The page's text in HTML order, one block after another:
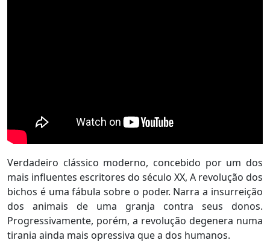
Verdadeiro clássico moderno, concebido por um dos
mais influentes escritores do século XX, A revolução dos
bichos é uma fábula sobre o poder. Narra a insurreição
dos animais de uma granja contra seus donos.
Progressivamente, porém, a revolução degenera numa
tirania ainda mais opressiva que a dos humanos.